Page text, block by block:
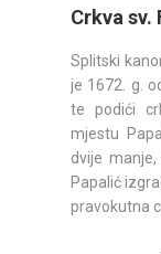
Crkva sv.
Splitski
je 1672. g.
te podići
mjestu
dvije
Papalić
pravokutna